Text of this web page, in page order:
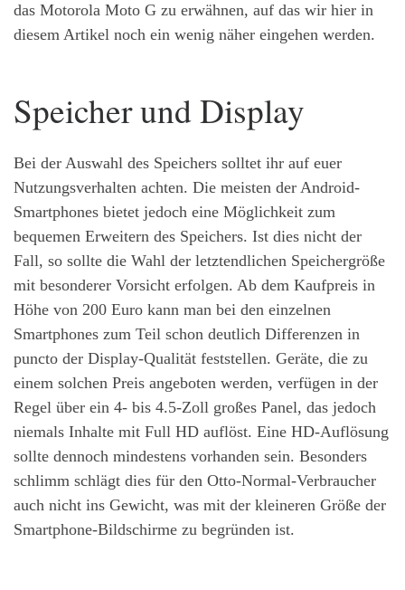
das Motorola Moto G zu erwähnen, auf das wir hier in
diesem Artikel noch ein wenig näher eingehen werden.
Speicher und Display
Bei der Auswahl des Speichers solltet ihr auf euer
Nutzungsverhalten achten. Die meisten der Android-
Smartphones bietet jedoch eine Möglichkeit zum
bequemen Erweitern des Speichers. Ist dies nicht der
Fall, so sollte die Wahl der letztendlichen Speichergröße
mit besonderer Vorsicht erfolgen. Ab dem Kaufpreis in
Höhe von 200 Euro kann man bei den einzelnen
Smartphones zum Teil schon deutlich Differenzen in
puncto der Display-Qualität feststellen. Geräte, die zu
einem solchen Preis angeboten werden, verfügen in der
Regel über ein 4- bis 4.5-Zoll großes Panel, das jedoch
niemals Inhalte mit Full HD auflöst. Eine HD-Auflösung
sollte dennoch mindestens vorhanden sein. Besonders
schlimm schlägt dies für den Otto-Normal-Verbraucher
auch nicht ins Gewicht, was mit der kleineren Größe der
Smartphone-Bildschirme zu begründen ist.